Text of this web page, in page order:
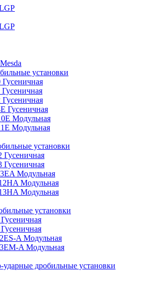
установки
Гусеничная
Модульная
Модульная
установки
Гусеничная
Гусеничная
Модульная
Модульная
Модульная
установки
A Модульная
A Модульная
дробильные установки